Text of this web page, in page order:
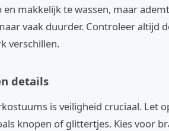
en makkelijk te wassen, maar
vaak duurder. Controleer altijd
verschillen.
details
is veiligheid cruciaal. Let
knopen of glittertjes. Kies voor